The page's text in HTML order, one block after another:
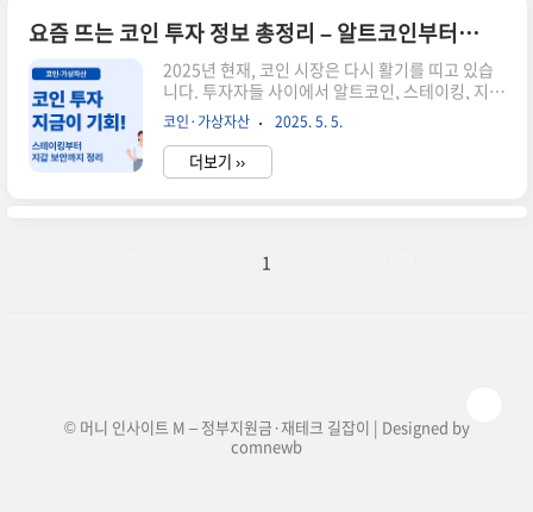
(ADA) 등 다양한 코인이 스테이킹을 지원합니
다.✅ 스테이킹 수익 구조 한눈에 보기항목내용필
요 조건스테이킹 지원 코인 보유, 지갑 또는 거래소
이용보상 방식기간에 따라 이자 또는 토큰으로 지
급잠금 기간없음 ~ 수개월 (코인/플랫폼에 따라 다
름)위험 요소시장 변동성, 잠금 해제 지연, 수수료
✅ 스테이킹의 장단..
요즘 뜨는 코인 투자 정보 총정리 – 알트코인부터 스테이킹까지 쉽게 설명
2025년 현재, 코인 시장은 다시 활기를 띠고 있습
니다. 투자자들 사이에서 알트코인, 스테이킹, 지갑
보안 등 다양한 주제가 화제가 되고 있는데요. 이 글
에서는 지금 가장 주목받는 코인 관련 정보를 한눈
에 정리해드립니다.초보자도 이해할 수 있도록 용
어 설명부터 투자 전략까지 간단하게 정리했어요.
인 5가지 👉 암호화폐 지갑의 종류와 관리 팁 👉
코인·가상자산 2025. 5. 5.
더보기 ››
1
© 머니 인사이트 M – 정부지원금·재테크 길잡이 | Designed by
comnewb